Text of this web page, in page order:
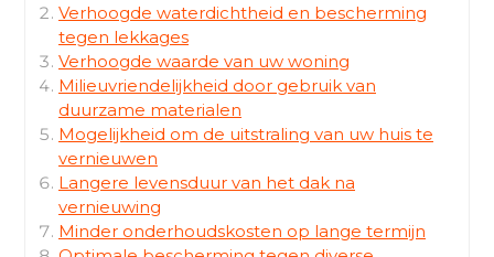
Verhoogde waterdichtheid en bescherming
tegen lekkages
Verhoogde waarde van uw woning
Milieuvriendelijkheid door gebruik van
duurzame materialen
Mogelijkheid om de uitstraling van uw huis te
vernieuwen
Langere levensduur van het dak na
vernieuwing
Minder onderhoudskosten op lange termijn